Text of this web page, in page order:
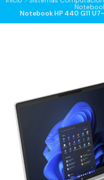
Notebook HP 440 G11 U7-